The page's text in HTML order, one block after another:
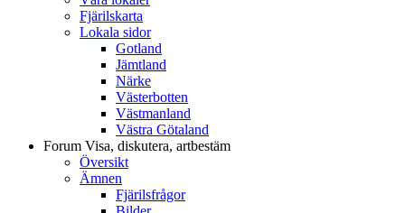
Fjärilskarta
Lokala sidor
Gotland
Jämtland
Närke
Västerbotten
Västmanland
Västra Götaland
Forum Visa, diskutera, artbestäm
Översikt
Ämnen
Fjärilsfrågor